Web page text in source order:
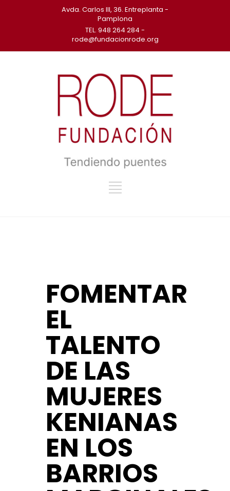
Avda. Carlos III, 36. Entreplanta -
Pamplona
TEL. 948 264 284 -
rode@fundacionrode.org
FOMENTAR
EL
TALENTO
DE LAS
MUJERES
KENIANAS
EN LOS
BARRIOS